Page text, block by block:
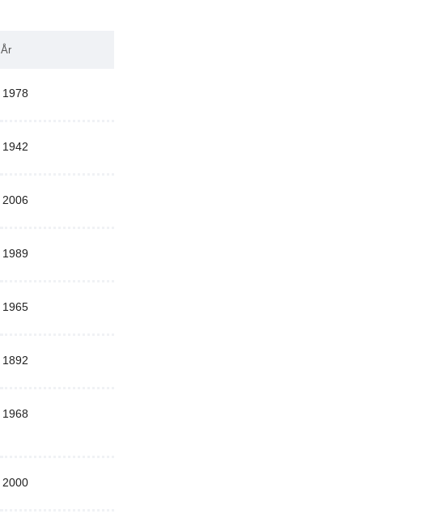
År
1978
1942
2006
1989
1965
1892
1968
2000